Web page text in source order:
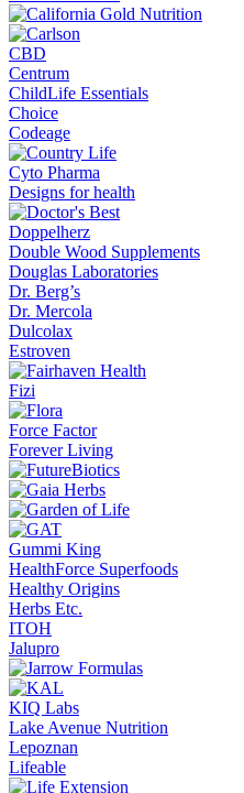
CBD
Centrum
ChildLife Essentials
Choice
Codeage
Cyto Pharma
Designs for health
Doppelherz
Double Wood Supplements
Douglas Laboratories
Dr. Berg’s
Dr. Mercola
Dulcolax
Estroven
Fizi
Force Factor
Forever Living
Gummi King
HealthForce Superfoods
Healthy Origins
Herbs Etc.
ITOH
Jalupro
KIQ Labs
Lake Avenue Nutrition
Lepoznan
Lifeable